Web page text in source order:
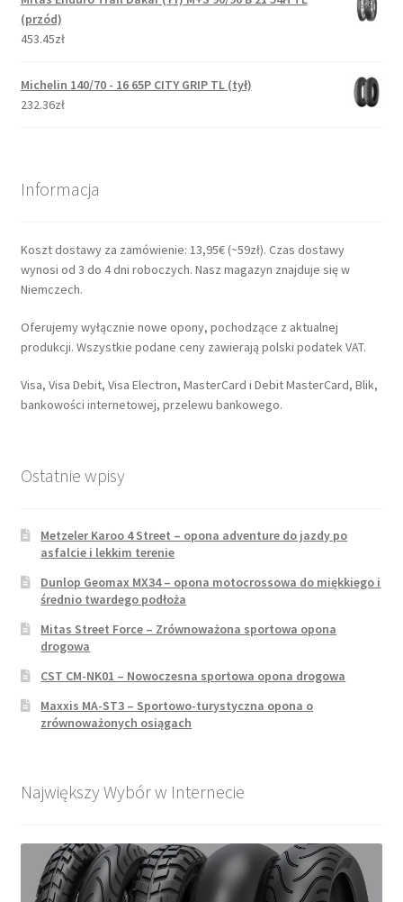
(przód)
453.45zł
Michelin 140/70 - 16 65P CITY GRIP TL (tył)
232.36zł
Informacja
Koszt dostawy za zamówienie: 13,95€ (~59zł). Czas dostawy
wynosi od 3 do 4 dni roboczych. Nasz magazyn znajduje się w
Niemczech.
Oferujemy wyłącznie nowe opony, pochodzące z aktualnej
produkcji. Wszystkie podane ceny zawierają polski podatek VAT.
Visa, Visa Debit, Visa Electron, MasterCard i Debit MasterCard, Blik,
bankowości internetowej, przelewu bankowego.
Ostatnie wpisy
Metzeler Karoo 4 Street – opona adventure do jazdy po
asfalcie i lekkim terenie
Dunlop Geomax MX34 – opona motocrossowa do miękkiego i
średnio twardego podłoża
Mitas Street Force – Zrównoważona sportowa opona
drogowa
CST CM-NK01 – Nowoczesna sportowa opona drogowa
Maxxis MA-ST3 – Sportowo-turystyczna opona o
zrównoważonych osiągach
Największy Wybór w Internecie